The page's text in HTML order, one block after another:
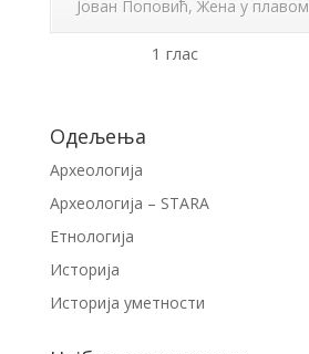
Јован Поповић, Жена у плавом
1 глас
Одељења
Археологија
Археологија – STARA
Етнологија
Историја
Историја уметности